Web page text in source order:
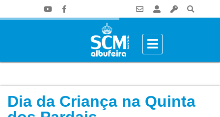
Dia da Criança na Quinta